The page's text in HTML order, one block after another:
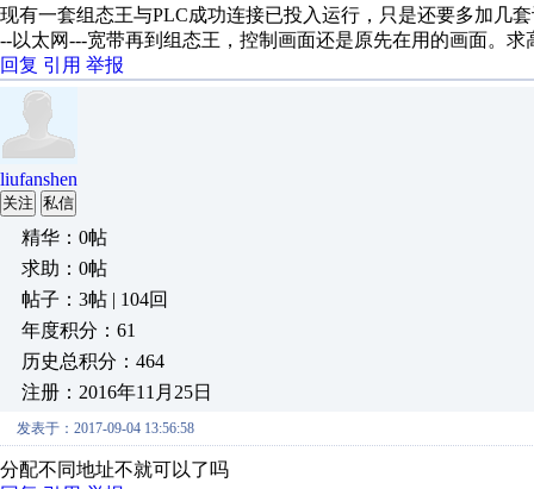
现有一套组态王与PLC成功连接已投入运行，只是还要多加几
--以太网---宽带再到组态王，控制画面还是原先在用的画面。求
回复 引用 举报
liufanshen
关注 私信
精华：0帖
求助：0帖
帖子：3帖 | 104回
年度积分：61
历史总积分：464
注册：2016年11月25日
发表于：2017-09-04 13:56:58
分配不同地址不就可以了吗